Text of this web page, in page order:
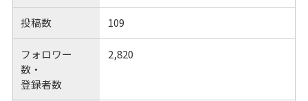
投稿数 109
フォロワー
数・
登録者数
2,820